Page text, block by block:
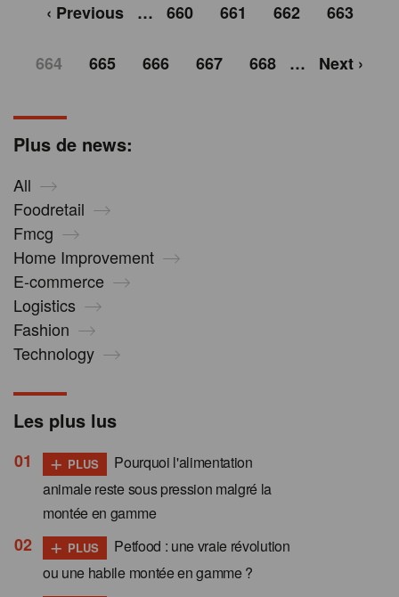
Plus de news:
All
Foodretail
Fmcg
Home Improvement
E-commerce
Logistics
Fashion
Technology
‹ Previous … 660 661 662 663
664 665 666 667 668 … Next ›
Les plus lus
+ PLUS
Pourquoi l'alimentation
animale reste sous pression malgré la
montée en gamme
+ PLUS
Petfood : une vraie révolution
ou une habile montée en gamme ?